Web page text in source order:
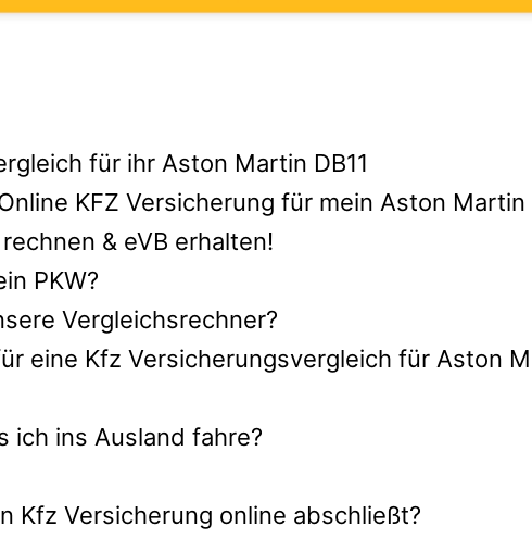
für ihr Aston Martin DB11
KFZ Versicherung für mein Aston Martin
& eVB erhalten!
PKW?
Vergleichsrechner?
eine Kfz Versicherungsvergleich für Aston
ich ins Ausland fahre?
Kfz Versicherung online abschließt?